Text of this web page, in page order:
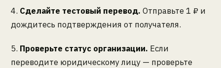
4. Сделайте тестовый перевод. Отправьте 1 ₽ и
дождитесь подтверждения от получателя.
5. Проверьте статус организации. Если
переводите юридическому лицу — проверьте